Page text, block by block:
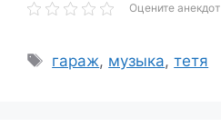
Оцените анекдот
Метки
гараж, музыка,тетя